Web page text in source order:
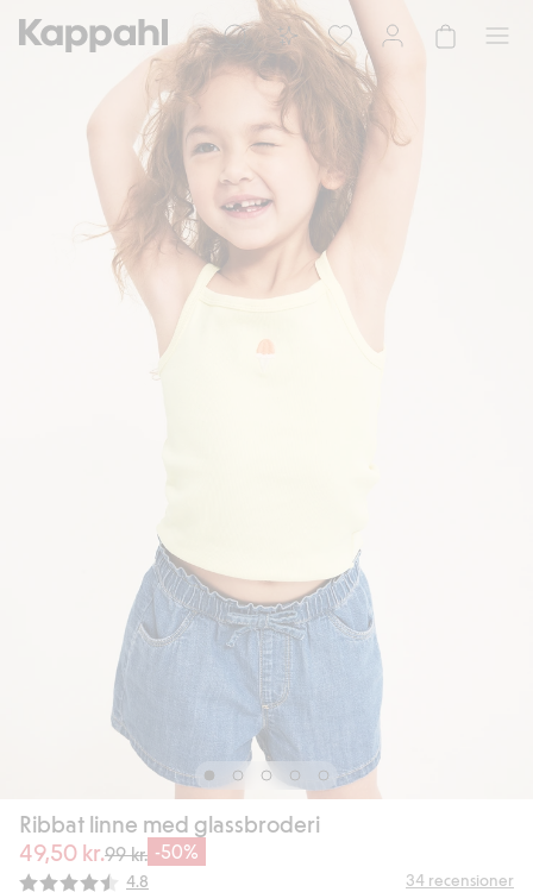
Ribbat linne med glassbroderi
49,50 kr.99 kr. -50%
Snittbetyg:
4.8 34 recensioner